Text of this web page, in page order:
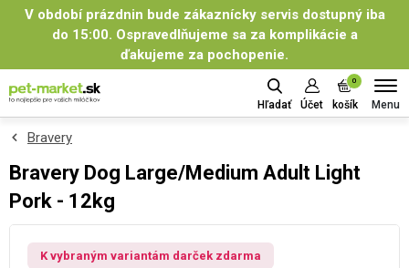
V období prázdnin bude zákaznícky servis dostupný iba
do 15:00. Ospravedlňujeme sa za komplikácie a
ďakujeme za pochopenie.
Hľadať Účet
0
košík Menu
Bravery
Bravery Dog Large/Medium Adult Light
Pork - 12kg
K vybraným variantám darček zdarma